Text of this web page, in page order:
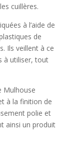
cuillères.
à l’aide de
de
Ils veillent à ce
à utiliser, tout
Mulhouse
à la finition de
polie et
ainsi un produit